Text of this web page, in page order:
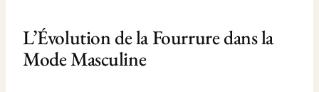
L’Évolution de la Fourrure dans la
Mode Masculine